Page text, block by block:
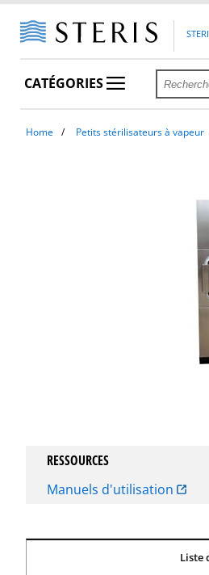
CATÉGORIES
Home Petits stérilisateurs à vapeur
RESSOURCES
Manuels d'utilisation
Liste